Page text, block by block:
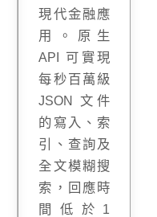
現代金融應
用。原生
API 可實現
每秒百萬級
JSON 文件
的寫入、索
引、查詢及
全文模糊搜
索，回應時
間低於1